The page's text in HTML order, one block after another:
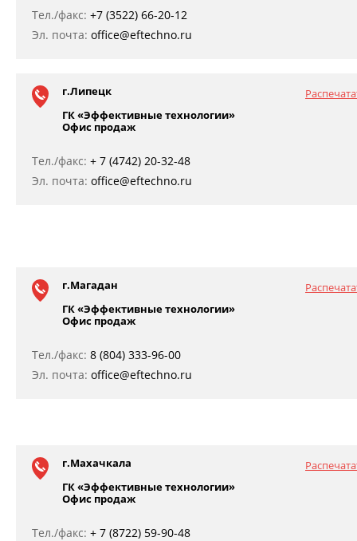
Тел./факс: +7 (3522) 66-20-12
Эл. почта: office@eftechno.ru
г.Липецк
ГК «Эффективные технологии»
Офис продаж
Тел./факс: + 7 (4742) 20-32-48
Эл. почта: office@eftechno.ru
г.Магадан
ГК «Эффективные технологии»
Офис продаж
Тел./факс: 8 (804) 333-96-00
Эл. почта: office@eftechno.ru
г.Махачкала
ГК «Эффективные технологии»
Офис продаж
Тел./факс: + 7 (8722) 59-90-48